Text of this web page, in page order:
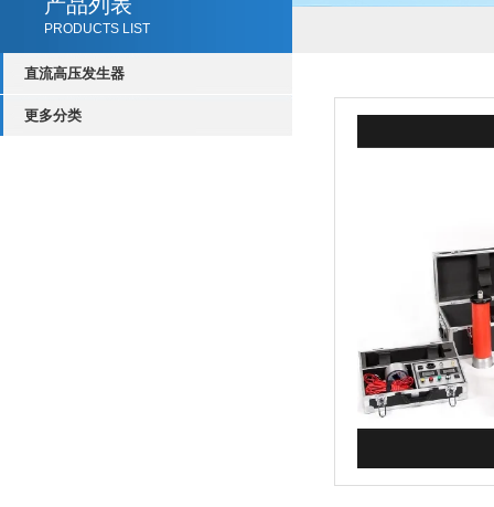
PRODUCTS LIST
直流高压发生器
更多分类